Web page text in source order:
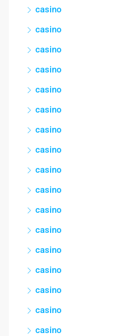
casino
casino
casino
casino
casino
casino
casino
casino
casino
casino
casino
casino
casino
casino
casino
casino
casino